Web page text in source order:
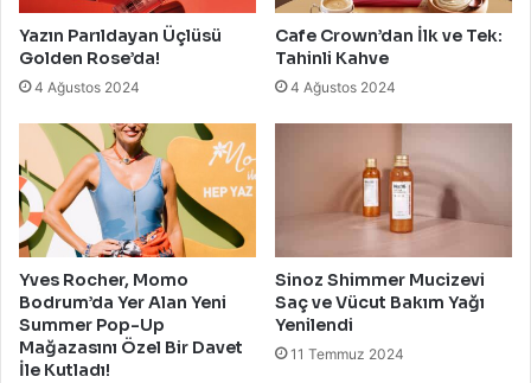
Yazın Parıldayan Üçlüsü
Golden Rose’da!
4 Ağustos 2024
Cafe Crown’dan İlk ve Tek:
Tahinli Kahve
4 Ağustos 2024
Yves Rocher, Momo
Bodrum’da Yer Alan Yeni
Summer Pop-Up
Mağazasını Özel Bir Davet
İle Kutladı!
Sinoz Shimmer Mucizevi
Saç ve Vücut Bakım Yağı
Yenilendi
11 Temmuz 2024